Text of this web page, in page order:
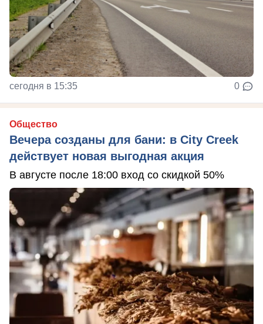
сегодня в 15:35 0
Общество
Вечера созданы для бани: в City Creek
действует новая выгодная акция
В августе после 18:00 вход со скидкой 50%